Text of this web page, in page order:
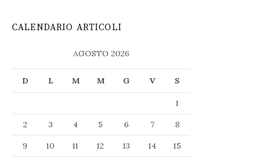
CALENDARIO ARTICOLI
AGOSTO 2026
D L M M G V S
1
2
3 4 5 6 7
8
9
10 11 12 13 14
15